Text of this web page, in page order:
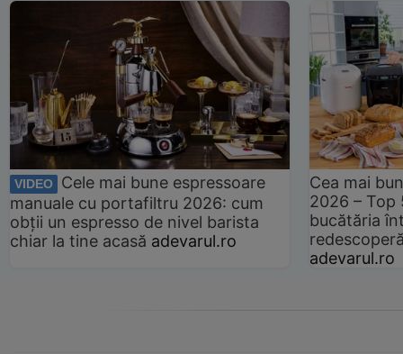
VIDEO
Cele mai bune espressoare
manuale cu portafiltru 2026: cum
obții un espresso de nivel barista
chiar la tine acasă adevarul.ro
Cea mai
2026 –
bucătăria
adevarul.ro